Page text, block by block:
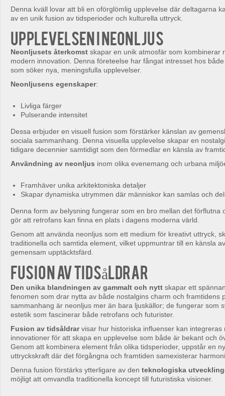
Denna kväll lovar att bli en oförglömlig upplevelse där deltagarna
av en unik fusion av tidsperioder och kulturella uttryck.
Upplevelsen i neonljus
Neonljusets återkomst skapar en unik atmosfär som kombinerar
modern innovation. Denna företeelse har fångat intresset hos
som söker nya, meningsfulla upplevelser.
Neonljusens egenskaper:
Livliga färger
Pulserande intensitet
Dessa erbjuder en visuell fusion som förstärker känslan av
sociala sammanhang. Denna visuella upplevelse skapar en
tidigare decennier samtidigt som den förmedlar en känsla av
Användning av neonljus inom olika evenemang och urbana
Framhäver unika arkitektoniska detaljer
Skapar dynamiska utrymmen där människor kan samlas och
Denna form av belysning fungerar som en bro mellan det förflutna
gör att retrofans kan finna en plats i dagens moderna värld.
Genom att använda neonljus som ett medium för kreativt uttryck,
traditionella och samtida element, vilket uppmuntrar till en känsla
gemensam upptäcktsfärd.
Fusion av tidsåldrar
Den unika blandningen av gammalt och nytt skapar ett
fenomen som drar nytta av både nostalgins charm och framtidens
sammanhang är neonljus mer än bara ljuskällor; de fungerar som
estetik som fascinerar både retrofans och futurister.
Fusion av tidsåldrarvisar hur historiska influenser kan integreras
innovationer för att skapa en upplevelse som både är bekant och
Genom att kombinera element från olika tidsperioder, uppstår en
uttryckskraft där det förgångna och framtiden samexisterar
Denna fusion förstärks ytterligare av den teknologiska
möjligt att omvandla traditionella koncept till futuristiska visioner.